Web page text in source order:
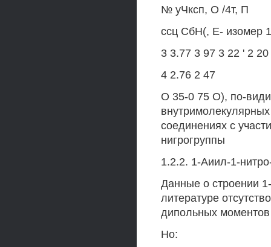
№ уЧксп, О /4т, П
ссц СбН(, Е- изомер
3 3.77 3 97 3 22 ' 2
4 2.76 2 47
О 35-0 75 О), по-
соединениях с
нигрогруппы
1.2.2. 1-Аиил-1-
Данные о строении
литературе
дипольных
Но: